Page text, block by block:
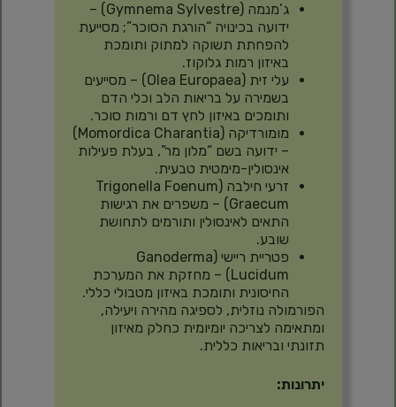
ג’מנמה (Gymnema Sylvestre) –
ידועה בכינויה “הורגת הסוכר”; מסייעת
להפחתת תשוקה למתוק ותומכת
באיזון רמות גלוקוז.
עלי זית (Olea Europaea) – מסייעים
בשמירה על בריאות הלב וכלי הדם
ותומכים באיזון לחץ דם ורמות סוכר.
מומורדיקה (Momordica Charantia)
– ידועה בשם “מלון מר”, בעלת פעילות
אינסולין-מימטית טבעית.
זרעי חילבה (Trigonella Foenum
Graecum) – משפרים את רגישות
התאים לאינסולין ותורמים לתחושת
שובע.
פטריית ריישי (Ganoderma
Lucidum) – מחזקת את המערכת
החיסונית ותומכת באיזון מטבולי כללי.
הפורמולה נוזלית, לספיגה מהירה ויעילה,
ומתאימה לצריכה יומיומית כחלק מאיזון
תזונתי ובריאות כללית.
יתרונות: